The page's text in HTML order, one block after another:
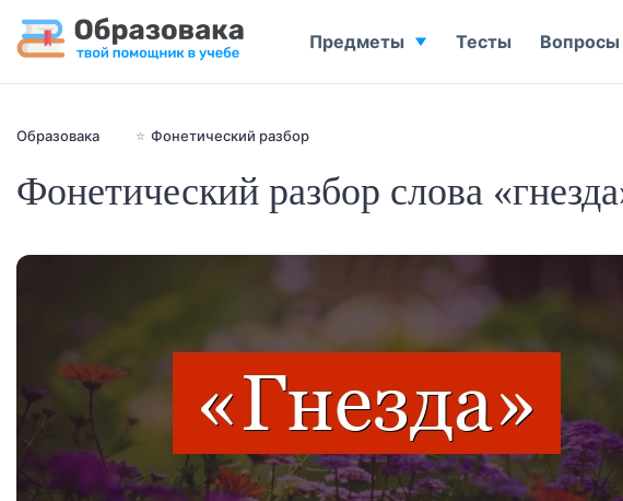
Образовака ⭐ Фонетический разбор
Фонетический разбор слова
Предметы Тесты Вопросы